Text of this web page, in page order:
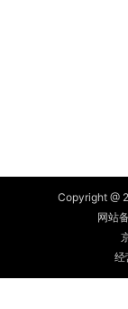
Copyright @
网站
经